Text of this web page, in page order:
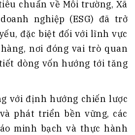
chuẩn về Môi trường, Xã
nghiệp (ESG) đã trở
đặc biệt đối với lĩnh vực
nơi đóng vai trò quan
dòng vốn hướng tới tăng
với định hướng chiến lược
phát triển bền vững, các
minh bạch và thực hành